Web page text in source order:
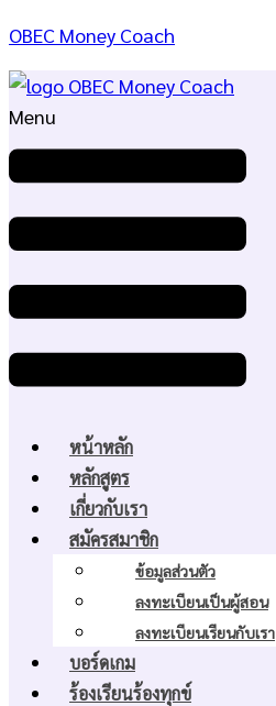
OBEC Money Coach
Menu
หน้าหลัก
หลักสูตร
เกี่ยวกับเรา
สมัครสมาชิก
ข้อมูลส่วนตัว
ลงทะเบียนเป็นผู้สอน
ลงทะเบียนเรียนกับเรา
บอร์ดเกม
ร้องเรียนร้องทุกข์